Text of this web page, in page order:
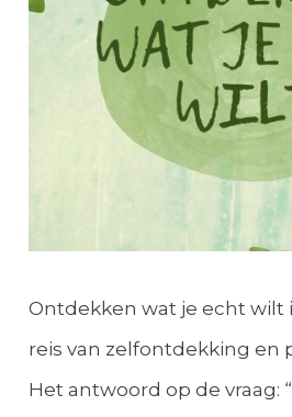
Ontdekken wat je echt wilt
reis van zelfontdekking en
Het antwoord op de vraag: